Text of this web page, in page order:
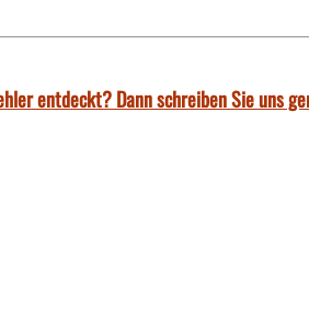
entdeckt? Dann schreiben Sie uns